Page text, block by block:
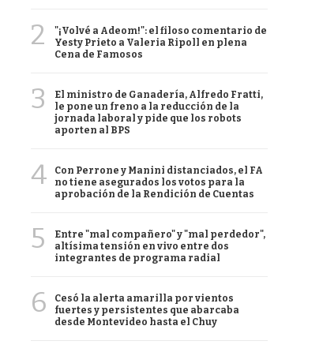
2
"¡Volvé a Adeom!": el filoso comentario de
Yesty Prieto a Valeria Ripoll en plena
Cena de Famosos
3
El ministro de Ganadería, Alfredo Fratti,
le pone un freno a la reducción de la
jornada laboral y pide que los robots
aporten al BPS
4
Con Perrone y Manini distanciados, el FA
no tiene asegurados los votos para la
aprobación de la Rendición de Cuentas
5
Entre "mal compañero" y "mal perdedor",
altísima tensión en vivo entre dos
integrantes de programa radial
6
Cesó la alerta amarilla por vientos
fuertes y persistentes que abarcaba
desde Montevideo hasta el Chuy